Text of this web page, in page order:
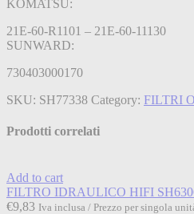
KOMATSU:
21E-60-R1101 – 21E-60-11130
SUNWARD:
730403000170
SKU: SH77338 Category: FILTRI
Prodotti correlati
Add to cart
FILTRO IDRAULICO HIFI
€9,83 Iva inclusa / Prezzo per singola